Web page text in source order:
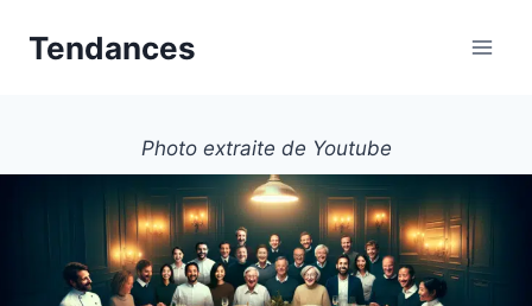
Tendances
Photo extraite de Youtube